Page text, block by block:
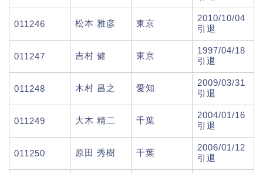
011246 松本 雅彦 東京
2010/10/04
引退
011247 吉村 健 東京
1997/04/18
引退
011248 木村 昌之 愛知
2009/03/31
引退
011249 大木 精二 千葉
2004/01/16
引退
011250 原田 秀樹 千葉
2006/01/12
引退